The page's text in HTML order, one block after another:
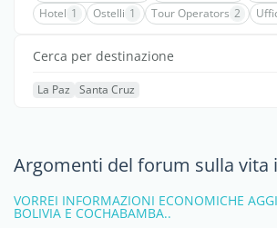
Hotel 1 Ostelli 1 Tour Operators 2
Cerca per destinazione
La Paz Santa Cruz
Argomenti del forum sulla vita
VORREI INFORMAZIONI ECONOMICHE
BOLIVIA E COCHABAMBA..